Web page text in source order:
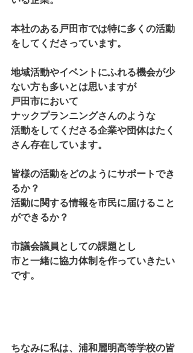
本社のある戸田市では特に多くの活動
をしてくださっています。
地域活動やイベントにふれる機会が少
ない方も多いとは思いますが
戸田市において
ナックプランニングさんのような
活動をしてくださる企業や団体はたく
さん存在しています。
皆様の活動をどのようにサポートでき
るか？
活動に関する情報を市民に届けること
ができるか？
市議会議員としての課題とし
市と一緒に協力体制を作っていきたい
です。
ちなみに私は、浦和麗明高等学校の皆